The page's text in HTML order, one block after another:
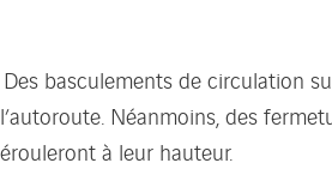
basculements de circulation
Néanmoins, des
à leur hauteur.